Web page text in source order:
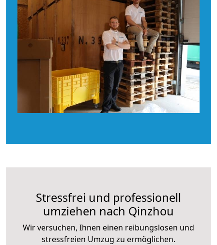
Stressfrei und professionell
umziehen nach Qinzhou
Wir versuchen, Ihnen einen reibungslosen und
stressfreien Umzug zu ermöglichen.